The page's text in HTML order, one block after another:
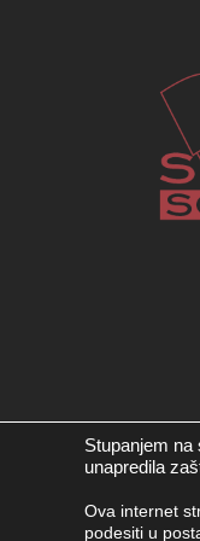
Stupanjem na
unapredila
Ova internet
podesiti u